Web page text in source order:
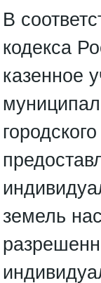
В
кодекса
казенное
земель